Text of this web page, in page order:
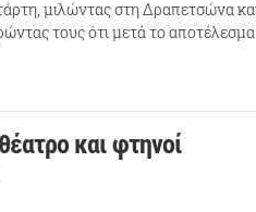
μιλώντας στη Δραπετσώνα
τους ότι μετά το αποτέλεσμα
και φτηνοί